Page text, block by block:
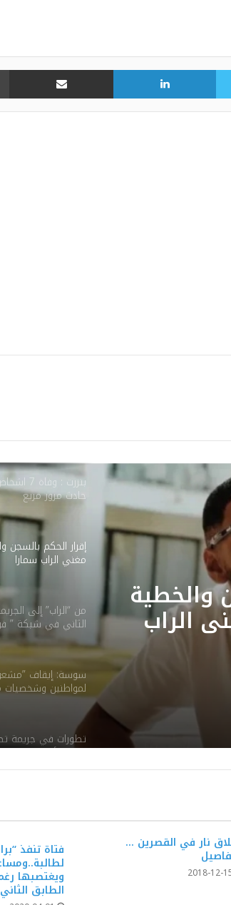
تويتر لينكدإن
والخطية
الراب
الزواوين / بنزرت
حادث مرور مريع
إقرار الحكم
مغني الراب سمارا
من “الراب” إلى
الثاني في شبكة ”
سوسة: إيقاف
لمواطنين
تطورات في جريمة
مقتل الأم
جثتها في حاوية
ضحاياها بالعشرات:
بالعصير وتصورهم
نار في القصرين …
2018-12-
فتاة تنفذ
ويغتصبها
الطابق الثاني